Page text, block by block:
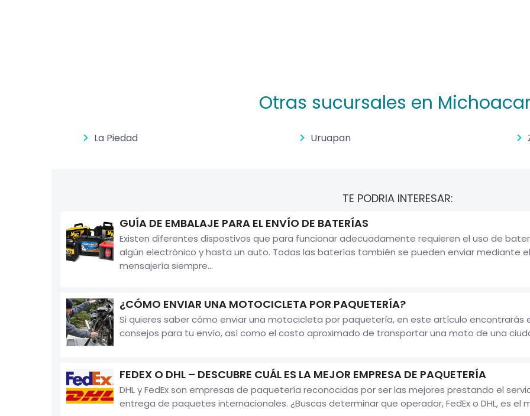
Otras sucursales en
La Piedad Uruapan
TE PODRIA INTERESAR:
GUÍA DE EMBALAJE PARA EL ENVÍO DE BATERÍAS
Existen diferentes dispostivos que para funcionar adecuadamente requieren el uso de
algún electrónico y hasta un auto. Todas las baterías también se pueden enviar mediante
mensajería siempre...
¿CÓMO ENVIAR UNA MOTOCICLETA POR PAQUETERÍA?
Si quieres saber cómo enviar una motocicleta por paquetería, en este artículo encontrarás
consejos para tu envío, así como el costo aproximado de transportar una moto de una
FEDEX O DHL – DESCUBRE CUÁL ES LA MEJOR EMPRESA DE PAQUETERÍA
DHL y FedEx son empresas de paquetería reconocidas por ser las mejores prestando el
entrega de paquetes internacionales. ¿Buscas determinar que operador, FedEx o DHL, es el